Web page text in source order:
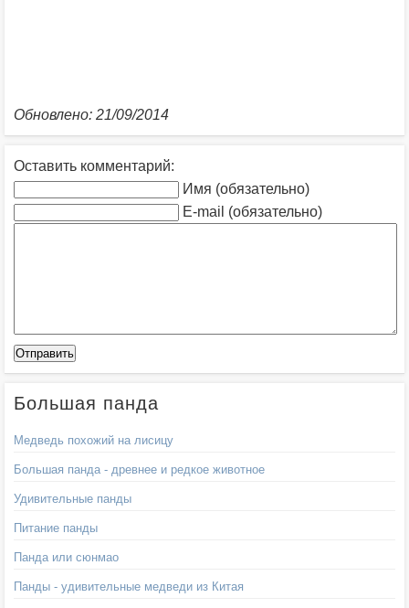
Обновлено: 21/09/2014
Оставить комментарий:
Имя (обязательно)
E-mail (обязательно)
Большая панда
Медведь похожий на лисицу
Большая панда - древнее и редкое животное
Удивительные панды
Питание панды
Панда или сюнмао
Панды - удивительные медведи из Китая